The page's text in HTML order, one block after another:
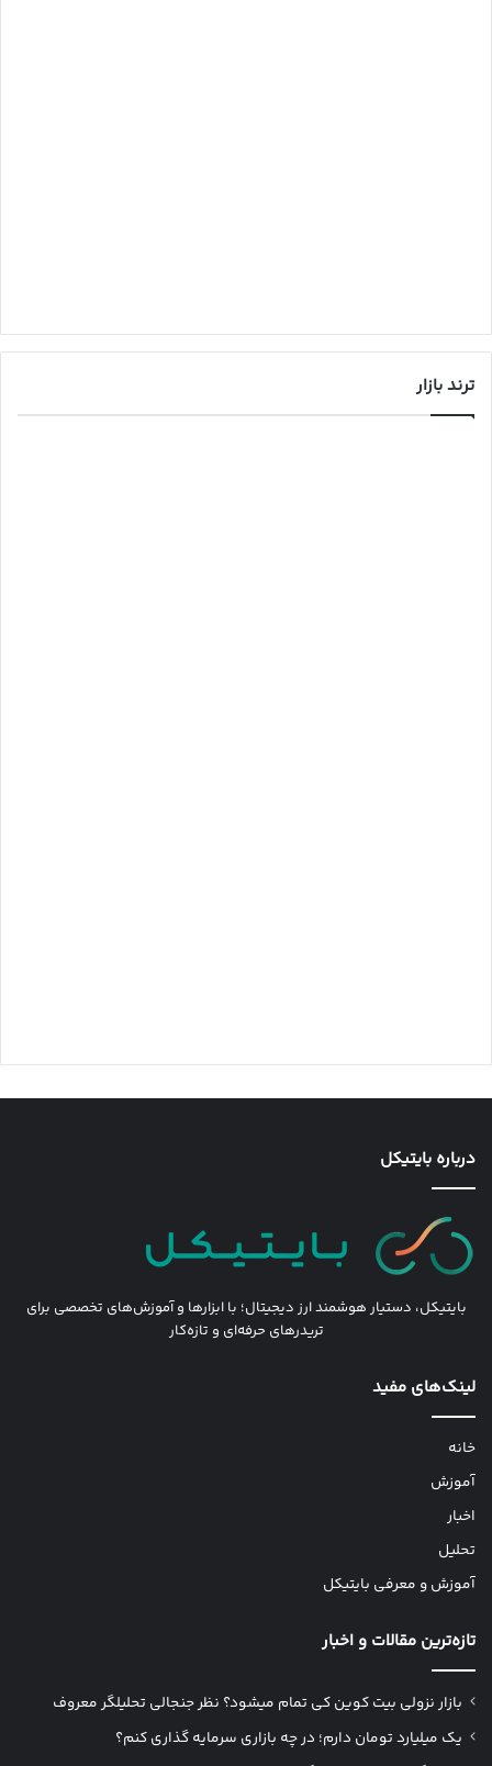
ترند بازار
درباره بایتیکل
بایتیکل، دستیار هوشمند ارز دیجیتال؛ با ابزارها و آموزش‌های تخصصی برای
تریدرهای حرفه‌ای و تازه‌کار
لینک‌های مفید
خانه
آموزش
اخبار
تحلیل
آموزش و معرفی بایتیکل
تازه‌ترین مقالات و اخبار
بازار نزولی بیت کوین کی تمام میشود؟ نظر جنجالی تحلیلگر معروف
یک میلیارد تومان دارم؛ در چه بازاری سرمایه گذاری کنم؟